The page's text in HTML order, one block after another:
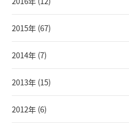
2015年 (67)
2014年 (7)
2013年 (15)
2012年 (6)